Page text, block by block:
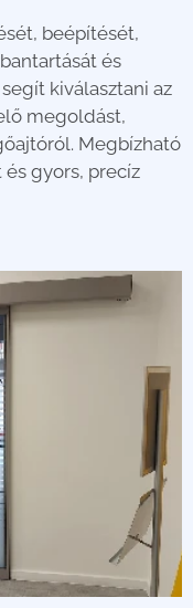
beépítését,
és
kiválasztani az
megoldást,
Megbízható
gyors, precíz